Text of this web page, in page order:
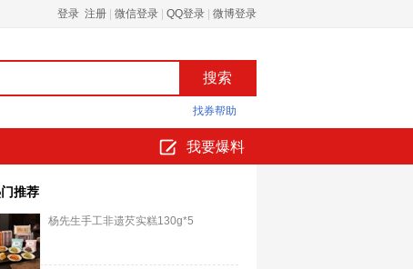
登录 注册 微信登录 QQ登录 微博登录
找券帮助
我要爆料
推荐
杨先生手工非遗芡实糕130g*5